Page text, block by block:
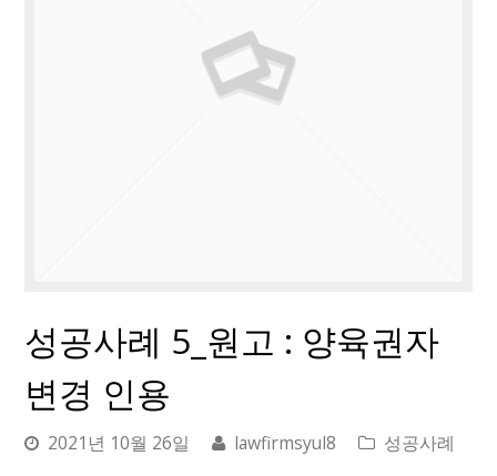
성공사례 5_원고 : 양육권자
변경 인용
2021년 10월 26일 lawfirmsyul8 성공사례